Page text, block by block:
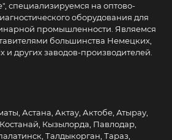
специализируемся на оптово-
оборудования для
промышленности. Являемся
большинства Немецких,
и других заводов-производителей.
Астана, Актау, Актобе, Атырау,
Кызылорда, Павлодар,
Талдыкорган, Тараз,